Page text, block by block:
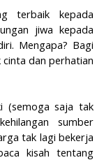
terbaik kepada
jiwa kepada
Mengapa? Bagi
dan perhatian
(semoga saja tak
sumber
tak lagi bekerja
kisah tentang